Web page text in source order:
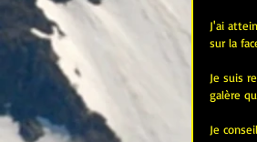
J'ai
sur la
Je suis
galère
Je